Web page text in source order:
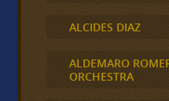
ALCIDES DIAZ
ALDEMARO
ORCHESTRA